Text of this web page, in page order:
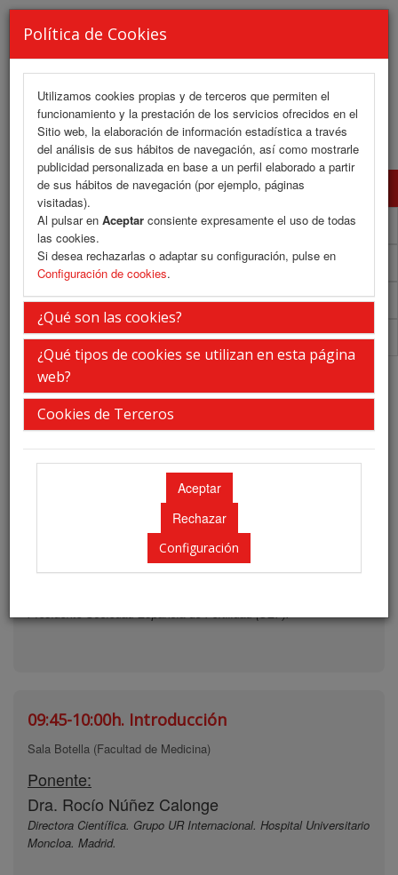
Política de Cookies
Utilizamos cookies propias y de terceros que permiten el
funcionamiento y la prestación de los servicios ofrecidos en el
Sitio web, la elaboración de información estadística a través
del análisis de sus hábitos de navegación, así como mostrarle
publicidad personalizada en base a un perfil elaborado a partir
de sus hábitos de navegación (por ejemplo, páginas
visitadas).
Al pulsar en Aceptar consiente expresamente el uso de todas
las cookies.
Si desea rechazarlas o adaptar su configuración, pulse en
Configuración de cookies.
¿Qué son las cookies?
¿Qué tipos de cookies se utilizan en esta página
web?
Cookies de Terceros
Configuración
MENU
Programa Científico
Programa Científico (PDF)
Cronograma Programa Científico
Plantilla
Acreditaciones
Programa Científico
Inauguración
Sala Botella (Facultad de Medicina)
Ponente:
Presidente Sociedad Española de Fertilidad (SEF).
09:45-10:00h. Introducción
Sala Botella (Facultad de Medicina)
Ponente:
Dra. Rocío Núñez Calonge
Directora Científica. Grupo UR Internacional. Hospital Universitario
Moncloa. Madrid.